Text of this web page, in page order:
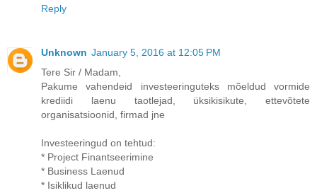
Reply
Unknown January 5, 2016 at 12:05 PM
Tere Sir / Madam,
Pakume vahendeid investeeringuteks mõeldud vormide
krediidi laenu taotlejad, üksikisikute, ettevõtete
organisatsioonid, firmad jne
Investeeringud on tehtud:
* Project Finantseerimine
* Business Laenud
* Isiklikud laenud